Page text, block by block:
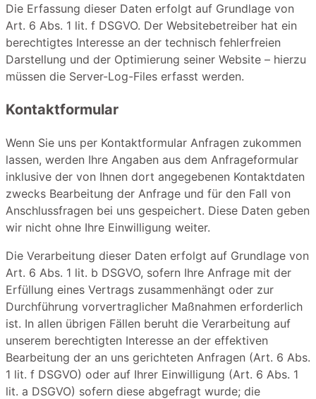
Die Erfassung dieser Daten erfolgt auf Grundlage von
Art. 6 Abs. 1 lit. f DSGVO. Der Websitebetreiber hat ein
berechtigtes Interesse an der technisch fehlerfreien
Darstellung und der Optimierung seiner Website – hierzu
müssen die Server-Log-Files erfasst werden.
Kontaktformular
Wenn Sie uns per Kontaktformular Anfragen zukommen
lassen, werden Ihre Angaben aus dem Anfrageformular
inklusive der von Ihnen dort angegebenen Kontaktdaten
zwecks Bearbeitung der Anfrage und für den Fall von
Anschlussfragen bei uns gespeichert. Diese Daten geben
wir nicht ohne Ihre Einwilligung weiter.
Die Verarbeitung dieser Daten erfolgt auf Grundlage von
Art. 6 Abs. 1 lit. b DSGVO, sofern Ihre Anfrage mit der
Erfüllung eines Vertrags zusammenhängt oder zur
Durchführung vorvertraglicher Maßnahmen erforderlich
ist. In allen übrigen Fällen beruht die Verarbeitung auf
unserem berechtigten Interesse an der effektiven
Bearbeitung der an uns gerichteten Anfragen (Art. 6 Abs.
1 lit. f DSGVO) oder auf Ihrer Einwilligung (Art. 6 Abs. 1
lit. a DSGVO) sofern diese abgefragt wurde; die